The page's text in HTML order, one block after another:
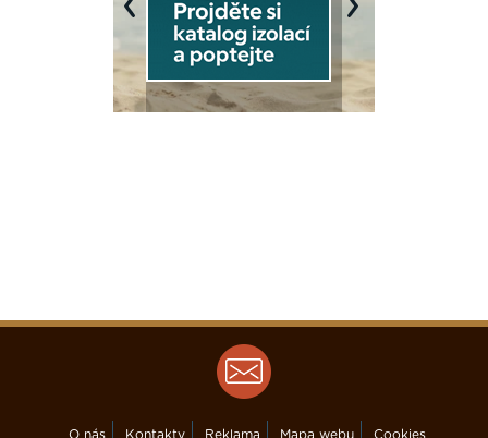
Previous Next
O nás Kontakty Reklama Mapa webu Cookies